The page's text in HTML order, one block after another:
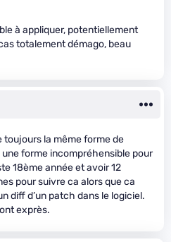
à appliquer, potentiellement
totalement démago, beau
toujours la même forme de
forme incompréhensible pour
18ème année et avoir 12
pour suivre ca alors que ca
diff d’un patch dans le logiciel.
exprès.